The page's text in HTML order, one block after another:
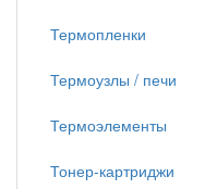
Термопленки
Термоузлы / печи
Термоэлементы
Тонер-картриджи